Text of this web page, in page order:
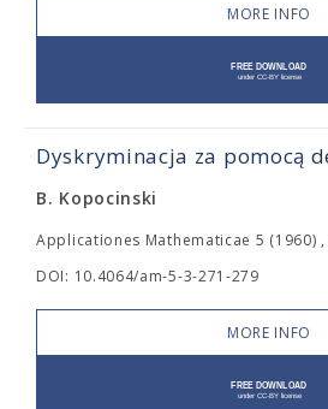
MORE INFO
Dyskryminacja za pomocą
B. Kopocinski
Applicationes Mathematicae 5 (1960)
DOI: 10.4064/am-5-3-271-279
MORE INFO